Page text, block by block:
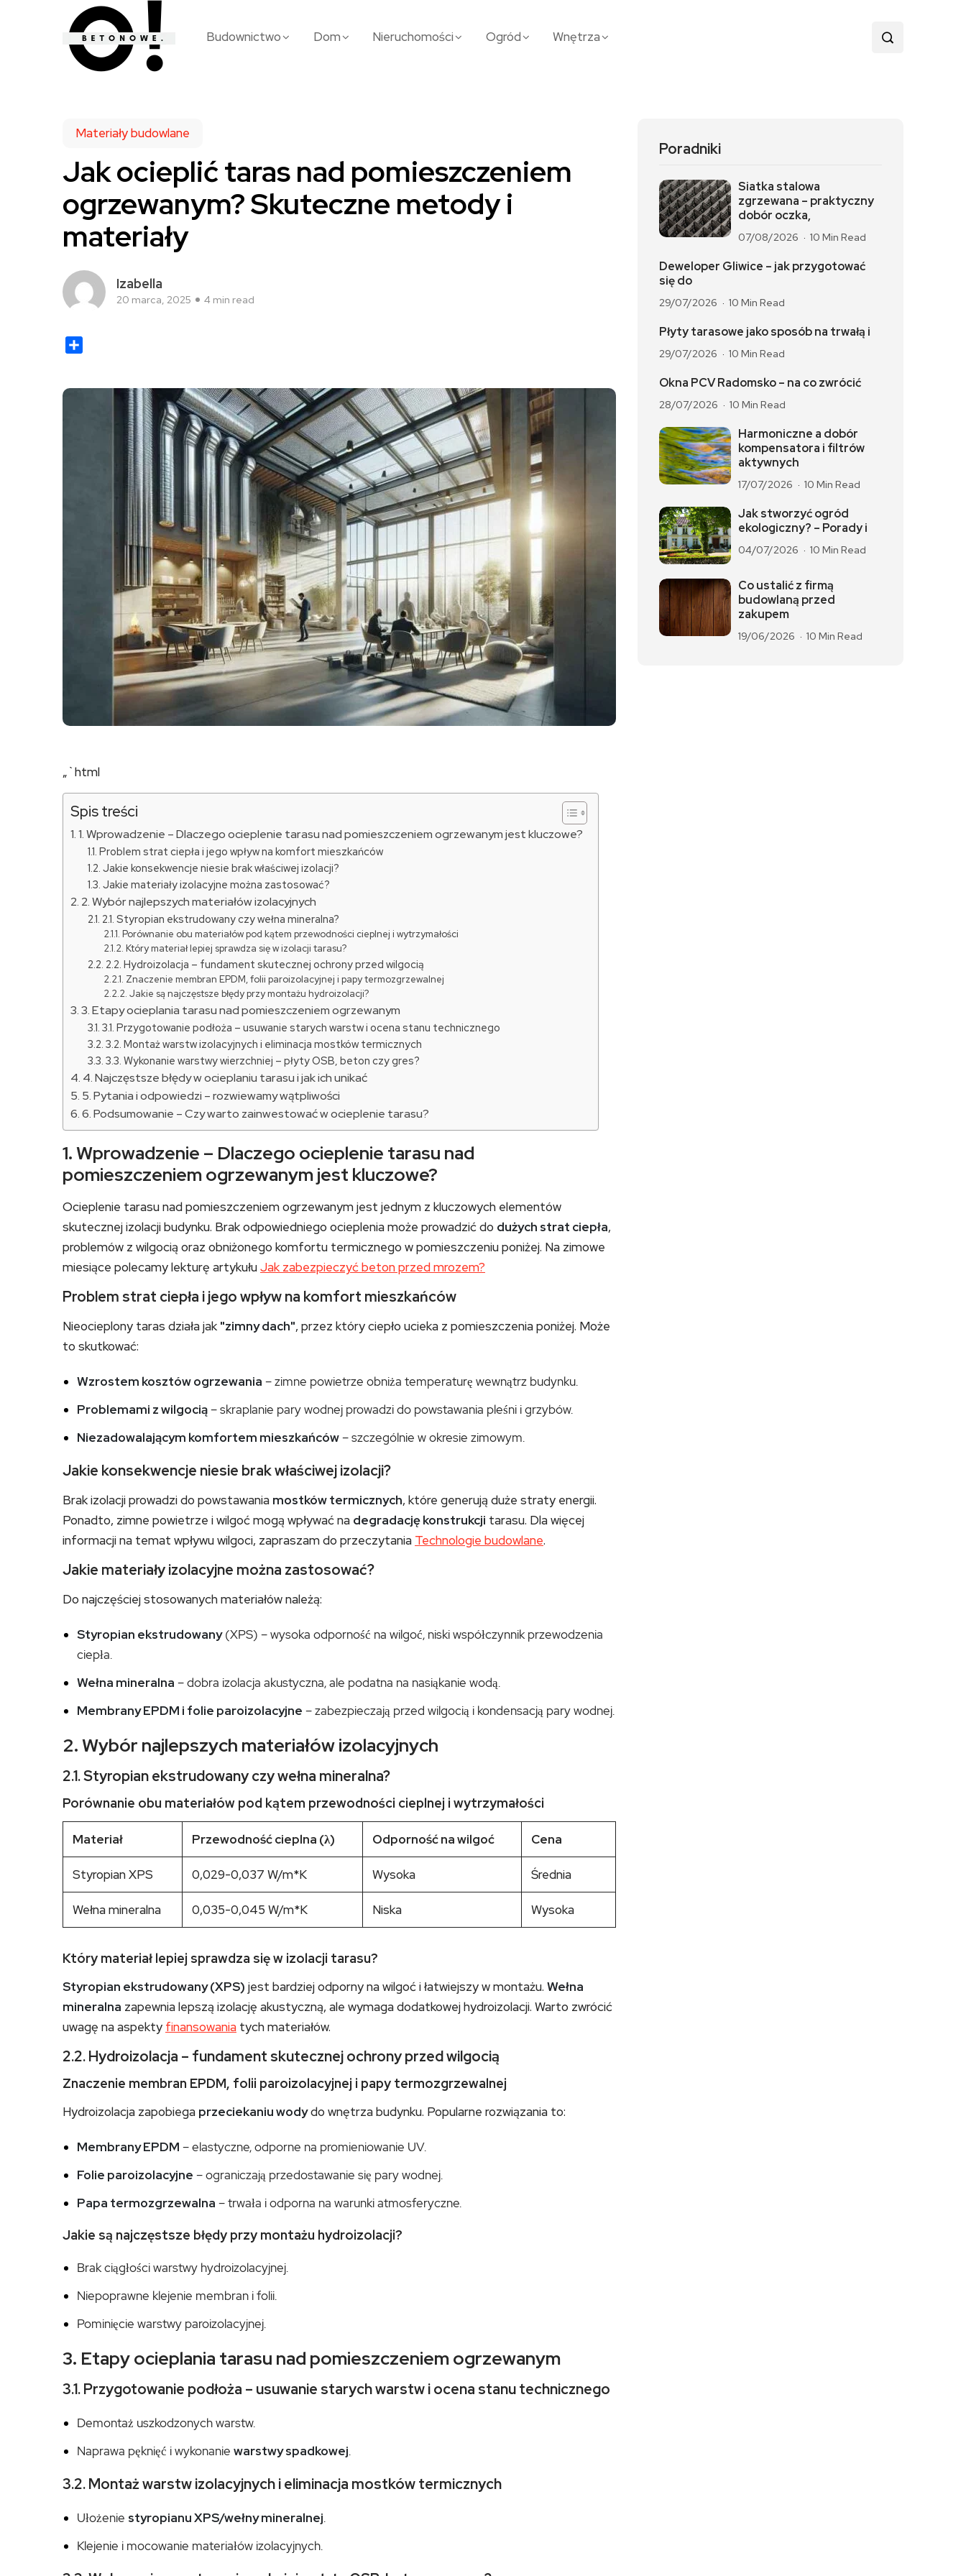
Budownictwo Dom Nieruchomości Ogród Wnętrza
Materiały budowlane
Jak ocieplić taras nad pomieszczeniem
ogrzewanym? Skuteczne metody i
materiały
Izabella
20 marca, 2025 4 min read
„`html
Spis treści
1. Wprowadzenie – Dlaczego ocieplenie tarasu nad pomieszczeniem ogrzewanym jest kluczowe?
Problem strat ciepła i jego wpływ na komfort mieszkańców
Jakie konsekwencje niesie brak właściwej izolacji?
Jakie materiały izolacyjne można zastosować?
2. Wybór najlepszych materiałów izolacyjnych
2.1. Styropian ekstrudowany czy wełna mineralna?
Porównanie obu materiałów pod kątem przewodności cieplnej i wytrzymałości
Który materiał lepiej sprawdza się w izolacji tarasu?
2.2. Hydroizolacja – fundament skutecznej ochrony przed wilgocią
Znaczenie membran EPDM, folii paroizolacyjnej i papy termozgrzewalnej
Jakie są najczęstsze błędy przy montażu hydroizolacji?
3. Etapy ocieplania tarasu nad pomieszczeniem ogrzewanym
3.1. Przygotowanie podłoża – usuwanie starych warstw i ocena stanu technicznego
3.2. Montaż warstw izolacyjnych i eliminacja mostków termicznych
3.3. Wykonanie warstwy wierzchniej – płyty OSB, beton czy gres?
4. Najczęstsze błędy w ocieplaniu tarasu i jak ich unikać
5. Pytania i odpowiedzi – rozwiewamy wątpliwości
6. Podsumowanie – Czy warto zainwestować w ocieplenie tarasu?
1. Wprowadzenie – Dlaczego ocieplenie tarasu nad
pomieszczeniem ogrzewanym jest kluczowe?
Ocieplenie tarasu nad pomieszczeniem ogrzewanym jest jednym z kluczowych elementów
skutecznej izolacji budynku. Brak odpowiedniego ocieplenia może prowadzić do dużych strat ciepła,
problemów z wilgocią oraz obniżonego komfortu termicznego w pomieszczeniu poniżej. Na zimowe
miesiące polecamy lekturę artykułuJak zabezpieczyć beton przed mrozem?
Problem strat ciepła i jego wpływ na komfort mieszkańców
Nieocieplony taras działa jak "zimny dach", przez który ciepło ucieka z pomieszczenia poniżej. Może
to skutkować:
Wzrostem kosztów ogrzewania – zimne powietrze obniża temperaturę wewnątrz budynku.
Problemami z wilgocią– skraplanie pary wodnej prowadzi do powstawania pleśni i grzybów.
Niezadowalającym komfortem mieszkańców– szczególnie w okresie zimowym.
Jakie konsekwencje niesie brak właściwej izolacji?
Brak izolacji prowadzi do powstawania mostków termicznych, które generują duże straty energii.
Ponadto, zimne powietrze i wilgoć mogą wpływać na degradację konstrukcji tarasu. Dla więcej
informacji na temat wpływu wilgoci, zapraszam do przeczytania Technologie budowlane.
Jakie materiały izolacyjne można zastosować?
Do najczęściej stosowanych materiałów należą:
Styropian ekstrudowany(XPS) – wysoka odporność na wilgoć, niski współczynnik przewodzenia
ciepła.
Wełna mineralna – dobra izolacja akustyczna, ale podatna na nasiąkanie wodą.
Membrany EPDM i folie paroizolacyjne – zabezpieczają przed wilgocią i kondensacją pary wodnej.
2. Wybór najlepszych materiałów izolacyjnych
2.1. Styropian ekstrudowany czy wełna mineralna?
Porównanie obu materiałów pod kątem przewodności cieplnej i wytrzymałości
Materiał Przewodność cieplna (λ) Odporność na wilgoć Cena
Styropian XPS 0,029-0,037 W/m*K Wysoka Średnia
Wełna mineralna 0,035-0,045 W/m*K Niska Wysoka
Który materiał lepiej sprawdza się w izolacji tarasu?
Styropian ekstrudowany (XPS) jest bardziej odporny na wilgoć i łatwiejszy w montażu. Wełna
mineralna zapewnia lepszą izolację akustyczną, ale wymaga dodatkowej hydroizolacji. Warto zwrócić
uwagę na aspekty finansowania tych materiałów.
2.2. Hydroizolacja – fundament skutecznej ochrony przed wilgocią
Znaczenie membran EPDM, folii paroizolacyjnej i papy termozgrzewalnej
Hydroizolacja zapobiega przeciekaniu wodydo wnętrza budynku. Popularne rozwiązania to:
Membrany EPDM – elastyczne, odporne na promieniowanie UV.
Folie paroizolacyjne – ograniczają przedostawanie się pary wodnej.
Papa termozgrzewalna – trwała i odporna na warunki atmosferyczne.
Jakie są najczęstsze błędy przy montażu hydroizolacji?
Brak ciągłości warstwy hydroizolacyjnej.
Niepoprawne klejenie membran i folii.
Pominięcie warstwy paroizolacyjnej.
3. Etapy ocieplania tarasu nad pomieszczeniem ogrzewanym
3.1. Przygotowanie podłoża – usuwanie starych warstw i ocena stanu technicznego
Demontaż uszkodzonych warstw.
Naprawa pęknięć i wykonanie warstwy spadkowej.
3.2. Montaż warstw izolacyjnych i eliminacja mostków termicznych
Ułożenie styropianu XPS/wełny mineralnej.
Klejenie i mocowanie materiałów izolacyjnych.
Poradniki
Siatka stalowa
zgrzewana – praktyczny
dobór oczka,
07/08/2026 10 Min Read
Deweloper Gliwice – jak przygotować
się do
29/07/2026 10 Min Read
Płyty tarasowe jako sposób na trwałą i
29/07/2026 10 Min Read
Okna PCV Radomsko – na co zwrócić
28/07/2026 10 Min Read
Harmoniczne a dobór
kompensatora i filtrów
aktywnych
17/07/2026 10 Min Read
Jak stworzyć ogród
ekologiczny? – Porady i
04/07/2026 10 Min Read
Co ustalić z firmą
budowlaną przed
zakupem
19/06/2026 10 Min Read